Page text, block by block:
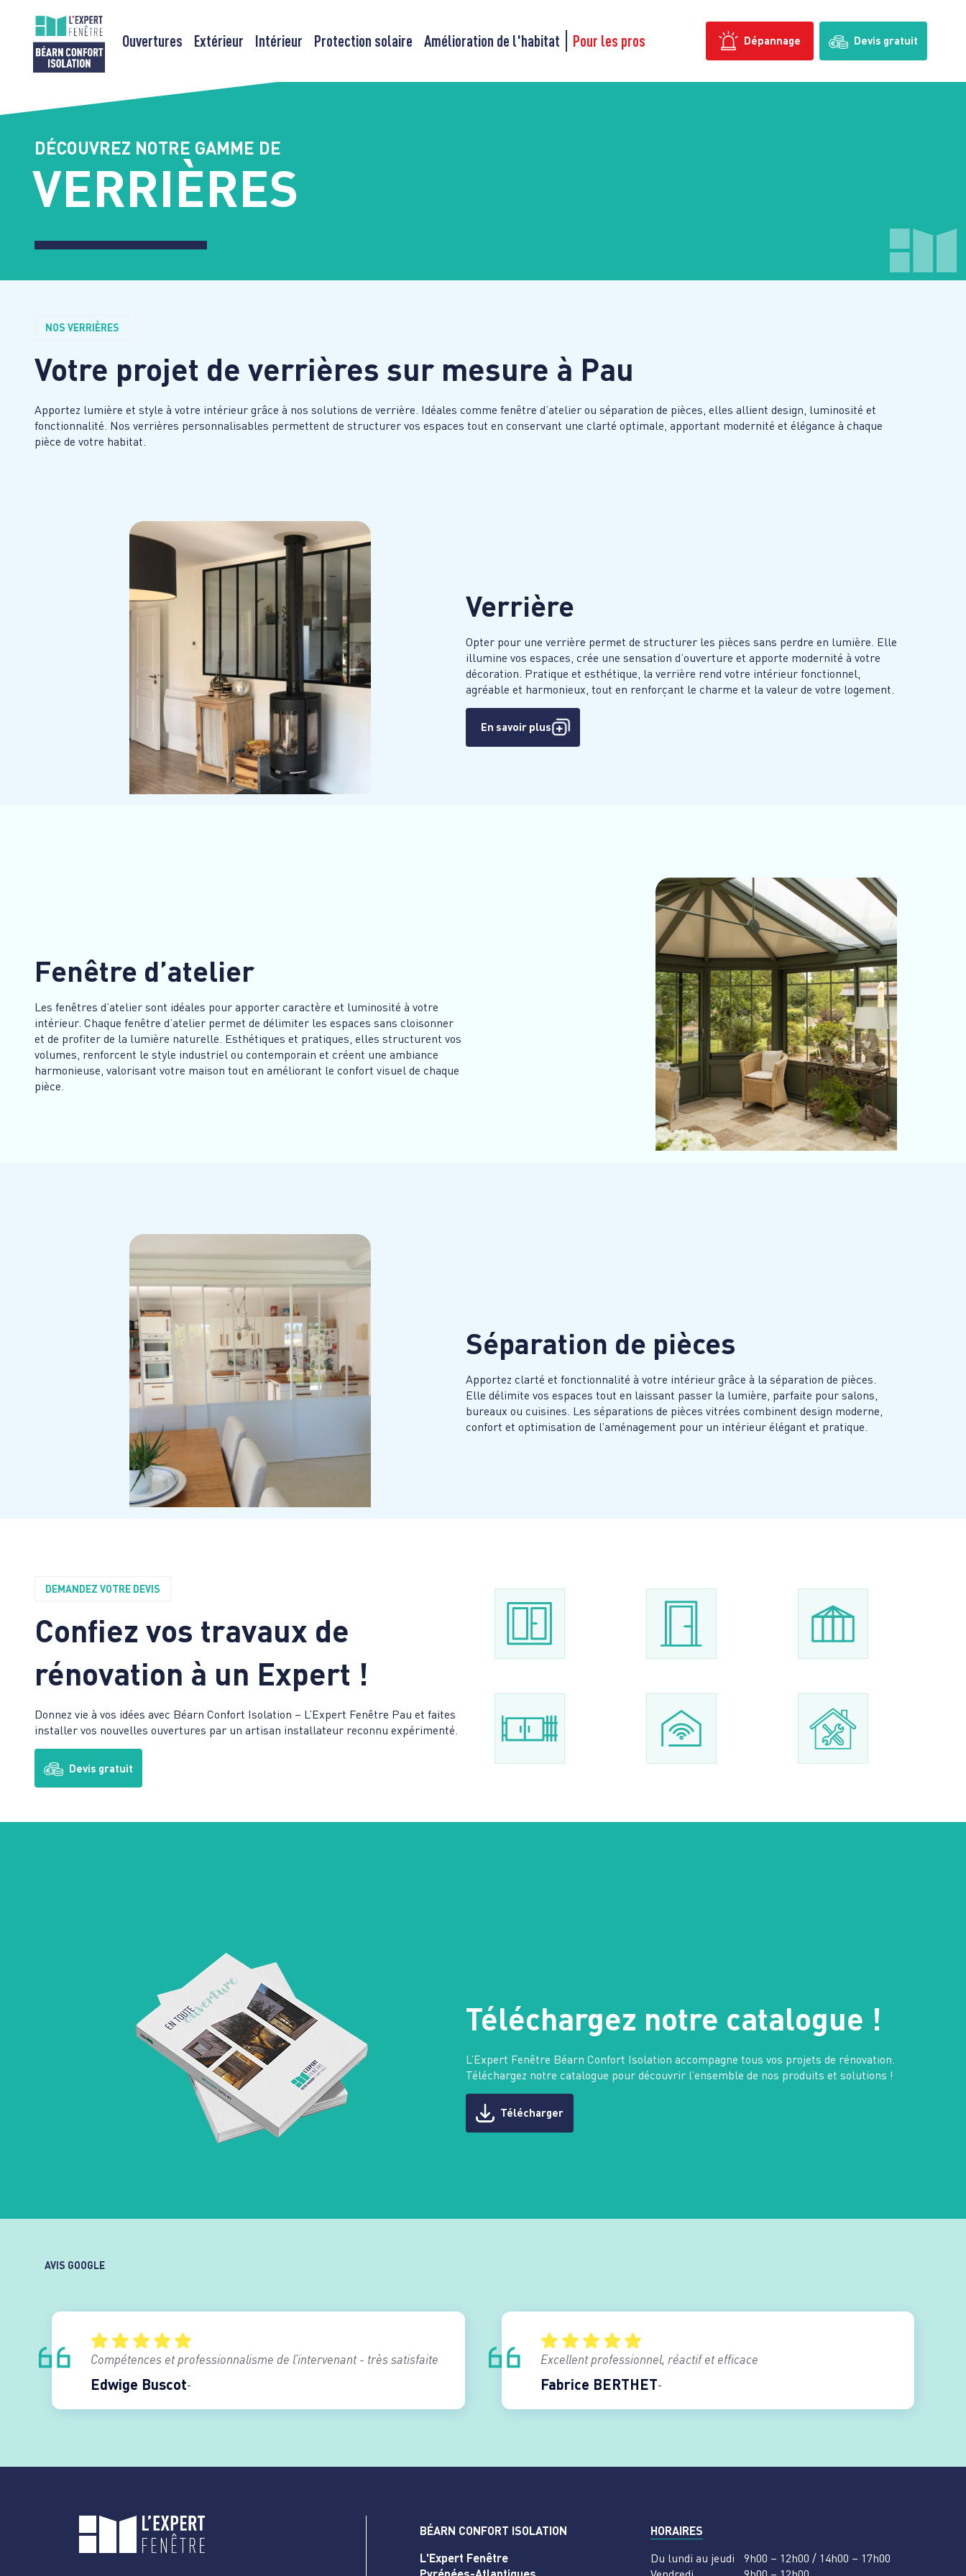
Dépannage Devis gratuit
Ouvertures Extérieur Intérieur Protection solaire Amélioration de l'habitat Pour les pros
DÉCOUVREZ NOTRE GAMME DE
VERRIÈRES
NOS VERRIÈRES
Votre projet de verrières sur mesure à Pau
Apportez lumière et style à votre intérieur grâce à nos solutions de verrière. Idéales comme fenêtre d’atelier ou séparation de pièces, elles allient design, luminosité et
fonctionnalité. Nos verrières personnalisables permettent de structurer vos espaces tout en conservant une clarté optimale, apportant modernité et élégance à chaque
pièce de votre habitat.
Verrière
Opter pour une verrière permet de structurer les pièces sans perdre en lumière. Elle
illumine vos espaces, crée une sensation d’ouverture et apporte modernité à votre
décoration. Pratique et esthétique, la verrière rend votre intérieur fonctionnel,
agréable et harmonieux, tout en renforçant le charme et la valeur de votre logement.
En savoir plus
Fenêtre d’atelier
Les fenêtres d’atelier sont idéales pour apporter caractère et luminosité à votre
intérieur. Chaque fenêtre d’atelier permet de délimiter les espaces sans cloisonner
et de profiter de la lumière naturelle. Esthétiques et pratiques, elles structurent vos
volumes, renforcent le style industriel ou contemporain et créent une ambiance
harmonieuse, valorisant votre maison tout en améliorant le confort visuel de chaque
pièce.
Séparation de pièces
Apportez clarté et fonctionnalité à votre intérieur grâce à la séparation de pièces.
Elle délimite vos espaces tout en laissant passer la lumière, parfaite pour salons,
bureaux ou cuisines. Les séparations de pièces vitrées combinent design moderne,
confort et optimisation de l’aménagement pour un intérieur élégant et pratique.
DEMANDEZ VOTRE DEVIS
Confiez vos travaux de
rénovation à un Expert !
Donnez vie à vos idées avec Béarn Confort Isolation – L’Expert Fenêtre Pau et faites
installer vos nouvelles ouvertures par un artisan installateur reconnu expérimenté.
Devis gratuit
Téléchargez notre catalogue !
L’Expert Fenêtre Béarn Confort Isolation accompagne tous vos projets de rénovation.
Téléchargez notre catalogue pour découvrir l’ensemble de nos produits et solutions !
Télécharger
AVIS GOOGLE
Edwige Buscot
Compétences et professionnalisme de l’intervenant - très satisfaite
Fabrice BERTHET
Excellent professionnel, réactif et efficace
BÉARN CONFORT ISOLATION
L'Expert Fenêtre
HORAIRES
Du lundi au jeudi
9h00 – 12h00 / 14h00 – 17h00